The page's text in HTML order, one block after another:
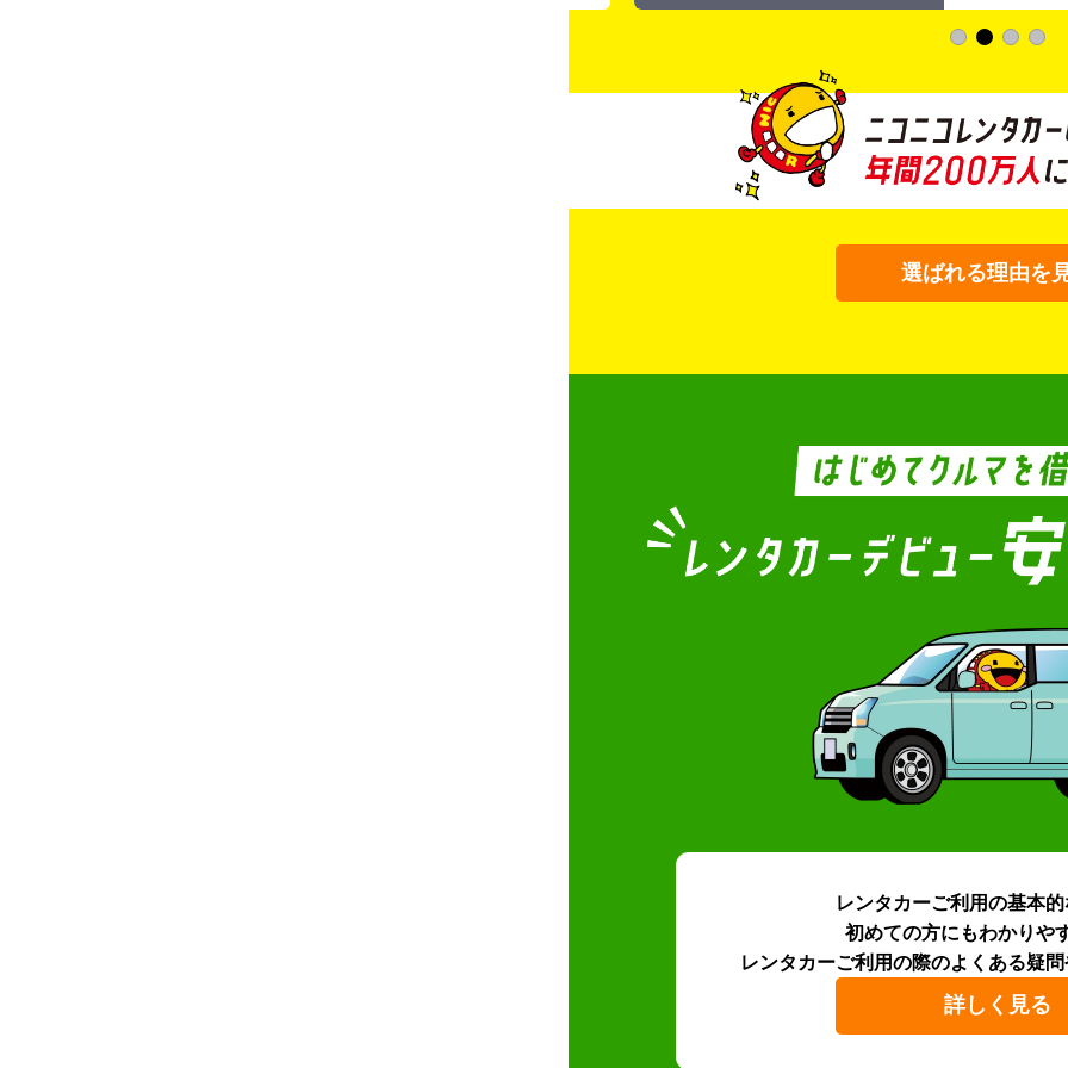
選ばれる理由を
レンタカーご利用の基本
初めての方にもわかりや
レンタカーご利用の際のよくある疑問
詳しく見る